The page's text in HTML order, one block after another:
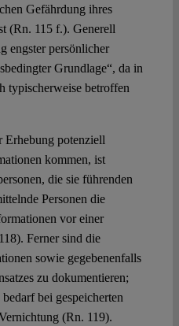
Gefährdung ihres
(Rn. 115 f.). Generell
engster persönlicher
Grundlage“, da in
typischerweise betroffen
Erhebung potenziell
kommen, ist
die sie führenden
Personen die
vor einer
Ferner sind die
sowie gegebenenfalls
zu dokumentieren;
bei gespeicherten
(Rn. 119).